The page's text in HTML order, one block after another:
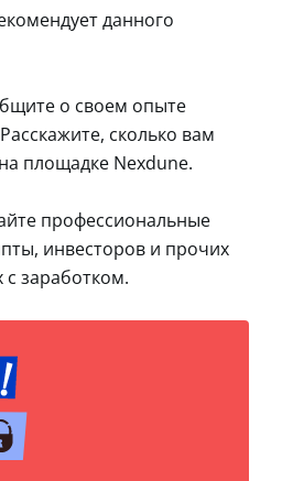
данного
о своем опыте
сколько вам
площадке Nexdune.
профессиональные
инвесторов и прочих
с заработком.